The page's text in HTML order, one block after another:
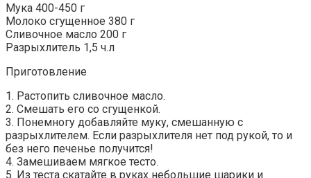
Мука 400-450 г
Молоко сгущенное 380 г
Сливочное масло 200 г
Разрыхлитель 1,5 ч.л
Приготовление
1. Растопить сливочное масло.
2. Смешать его со сгущенкой.
3. Понемногу добавляйте муку, смешанную с
разрыхлителем. Если разрыхлителя нет под рукой, то и
без него печенье получится!
4. Замешиваем мягкое тесто.
5. Из теста скатайте в руках небольшие шарики и